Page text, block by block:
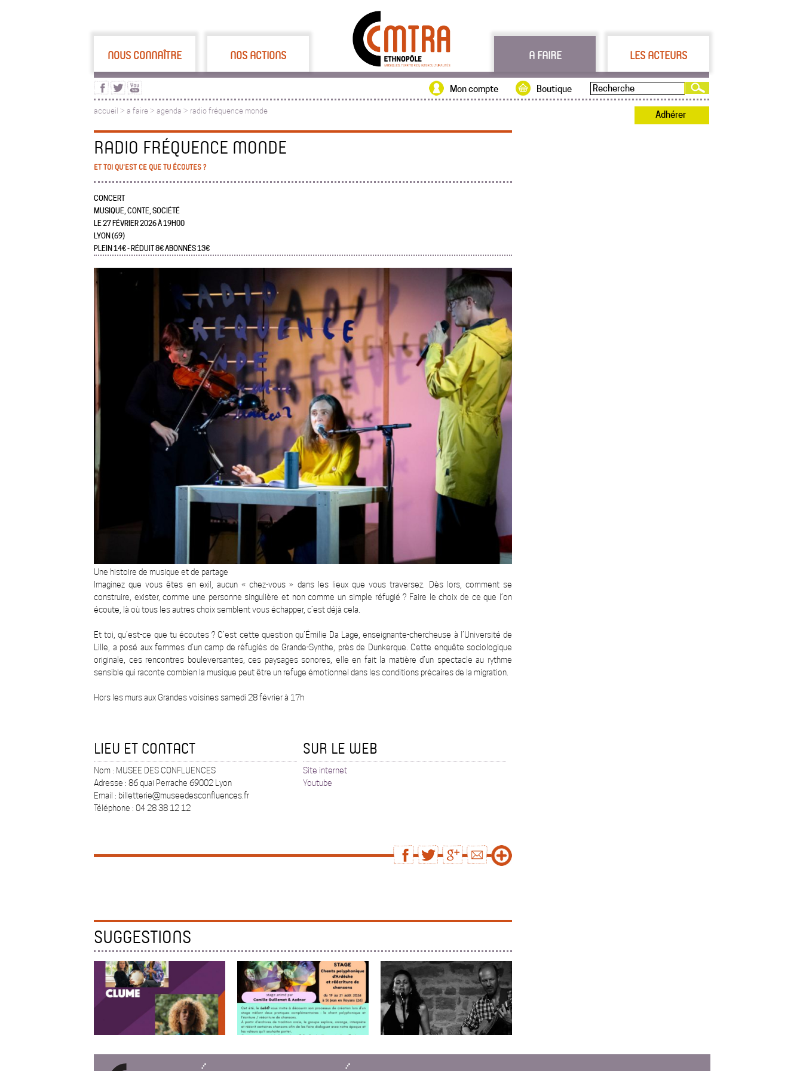
NOUS CONNAÎTRE NOS ACTIONS A FAIRE LES ACTEURS
Boutique
Mon compte
accueil > a faire > agenda > radio fréquence monde Adhérer
RADIO FRÉQUENCE MONDE
ET TOI QU'EST CE QUE TU ÉCOUTES ?
CONCERT
MUSIQUE, CONTE, SOCIÉTÉ
LE 27 FÉVRIER 2026 À 19H00
LYON (69)
PLEIN 14€ - RÉDUIT 8€ ABONNÉS 13€
Une histoire de musique et de partage
Imaginez que vous êtes en exil, aucun « chez-vous » dans les lieux que vous traversez. Dès lors, comment se
construire, exister, comme une personne singulière et non comme un simple réfugié ? Faire le choix de ce que l’on
écoute, là où tous les autres choix semblent vous échapper, c’est déjà cela.
Et toi, qu’est-ce que tu écoutes ? C’est cette question qu’Émilie Da Lage, enseignante-chercheuse à l’Université de
Lille, a posé aux femmes d’un camp de réfugiés de Grande-Synthe, près de Dunkerque. Cette enquête sociologique
originale, ces rencontres bouleversantes, ces paysages sonores, elle en fait la matière d’un spectacle au rythme
sensible qui raconte combien la musique peut être un refuge émotionnel dans les conditions précaires de la migration.
Hors les murs aux Grandes voisines samedi 28 février à 17h
LIEU ET CONTACT
Nom : MUSEE DES CONFLUENCES
Adresse : 86 quai Perrache 69002 Lyon
Email : billetterie@museedesconfluences.fr
Téléphone : 04 28 38 12 12
SUR LE WEB
Site internet
Youtube
SUGGESTIONS
Le 25 novembre 2026 La Puce à Polyphonie et (ré)écriture de chants